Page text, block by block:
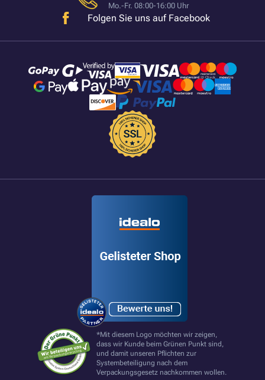
Mo.-Fr. 08:00-16:00 Uhr
Folgen Sie uns auf Facebook
*Mit diesem Logo möchten wir zeigen,
dass wir Kunde beim Grünen Punkt sind,
und damit unseren Pflichten zur
Systembeteiligung nach dem
Verpackungsgesetz nachkommen wollen.